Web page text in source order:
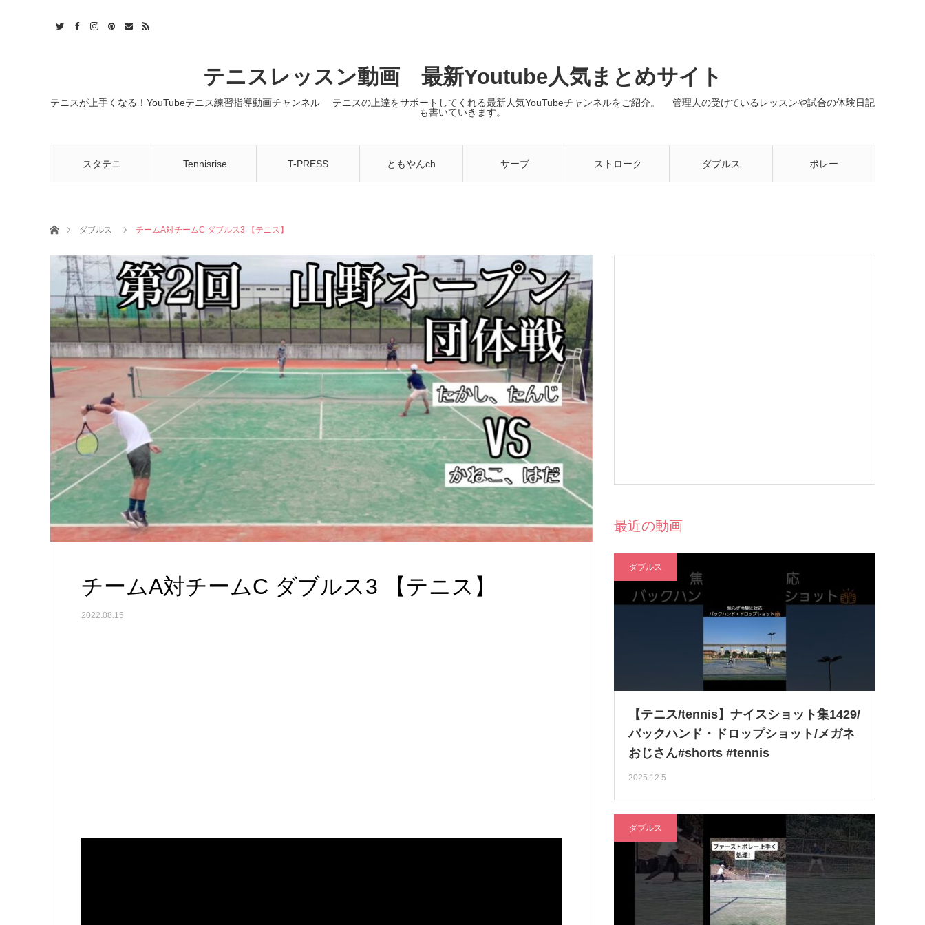
テニスレッスン動画 最新Youtube人気まとめサイト
テニスが上手くなる！YouTubeテニス練習指導動画チャンネル テニスの上達をサポートしてくれる最新人気YouTubeチャンネルをご紹介。 管理人の受けているレッスンや試合の体験日記
も書いていきます。
スタテニ Tennisrise T-PRESS ともやんch サーブ ストローク ダブルス ボレー
ホームダブルス チームA対チームC ダブルス3 【テニス】
チームA対チームC ダブルス3 【テニス】
2022.08.15
最近の動画
ダブルス
【テニス/tennis】ナイスショット集1429/
バックハンド・ドロップショット/メガネ
おじさん#shorts #tennis
2025.12.5
ダブルス